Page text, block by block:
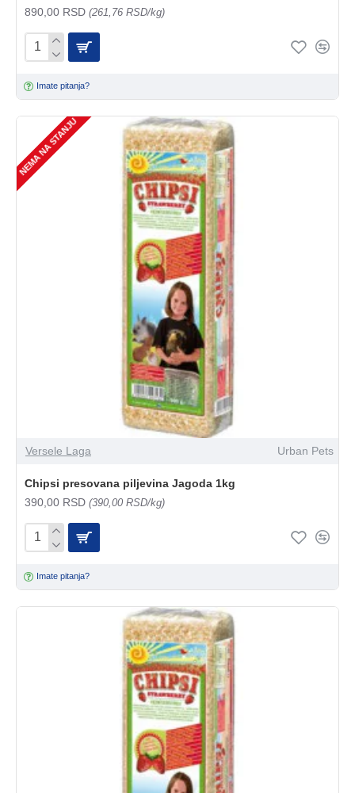
890,00 RSD (261,76 RSD/kg)
Imate pitanja?
NEMA NA STANJU
Versele Laga Urban Pets
Chipsi presovana piljevina Jagoda 1kg
390,00 RSD (390,00 RSD/kg)
Imate pitanja?